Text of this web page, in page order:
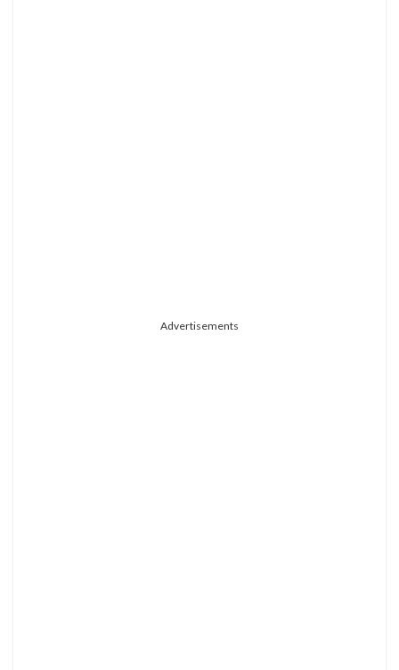
Advertisements